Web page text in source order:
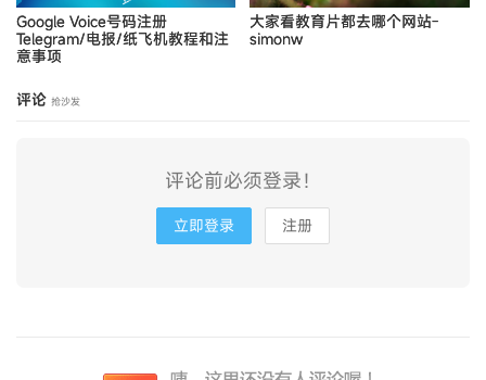
Google Voice号码注册
Telegram/电报/纸飞机教程和注
意事项
大家看教育片都去哪个网站-
simonw
评论 抢沙发
评论前必须登录！
立即登录 注册